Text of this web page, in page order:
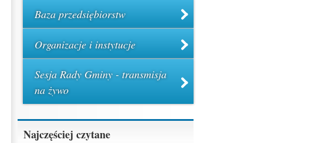
Baza przedsiębiorstw
Organizacje i instytucje
Sesja Rady Gminy - transmisja
na żywo
Najczęściej czytane